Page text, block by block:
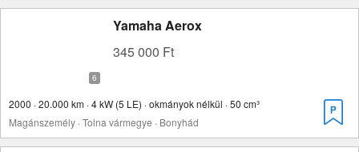
Yamaha Aerox
345 000 Ft
2000 · 20.000 km · 4 kW (5 LE) · okmányok nélkül · 50 cm³
Magánszemély · Tolna vármegye · Bonyhád